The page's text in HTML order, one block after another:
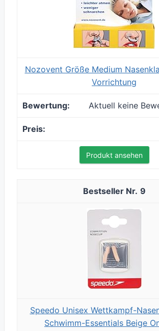
Nozovent Größe Medium
Vorrichtung
Aktuell keine
Produkt ansehen
9
Speedo Unisex Wettkampf-
Schwimm-Essentials Beige